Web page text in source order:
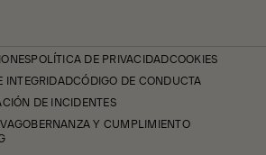
POLÍTICA DE PRIVACIDADCOOKIES
INTEGRIDADCÓDIGO DE CONDUCTA
DE INCIDENTES
GOBERNANZA Y CUMPLIMIENTO